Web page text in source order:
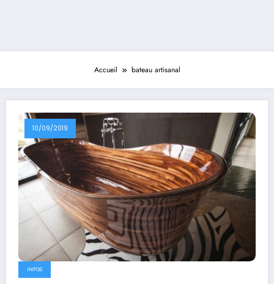
Accueil bateau artisanal
10/09/2019
INFOS